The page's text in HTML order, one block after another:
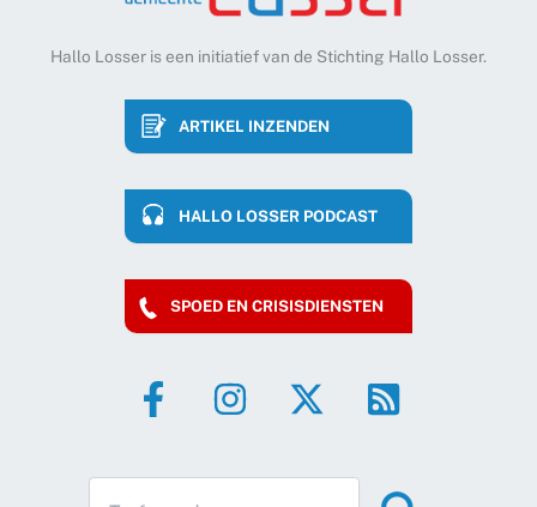
Hallo Losser is een initiatief van de Stichting Hallo Losser.
ARTIKEL INZENDEN
HALLO LOSSER PODCAST
SPOED EN CRISISDIENSTEN